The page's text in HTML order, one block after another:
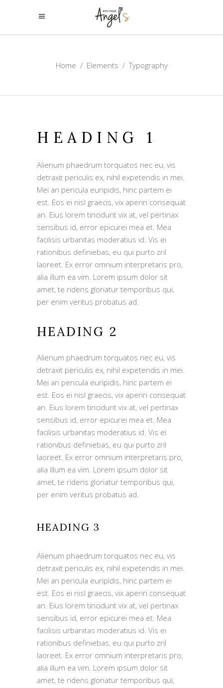
Home / Elements /Typography
HEADING 1
Alienum phaedrum torquatos nec eu, vis
detraxit periculis ex, nihil expetendis in mei.
Mei an pericula euripidis, hinc partem ei
est. Eos ei nisl graecis, vix aperiri consequat
an. Eius lorem tincidunt vix at, vel pertinax
sensibus id, error epicurei mea et. Mea
facilisis urbanitas moderatius id. Vis ei
rationibus definiebas, eu qui purto zril
laoreet. Ex error omnium interpretaris pro,
alia illum ea vim. Lorem ipsum dolor sit
amet, te ridens gloriatur temporibus qui,
per enim veritus probatus ad.
HEADING 2
Alienum phaedrum torquatos nec eu, vis
detraxit periculis ex, nihil expetendis in mei.
Mei an pericula euripidis, hinc partem ei
est. Eos ei nisl graecis, vix aperiri consequat
an. Eius lorem tincidunt vix at, vel pertinax
sensibus id, error epicurei mea et. Mea
facilisis urbanitas moderatius id. Vis ei
rationibus definiebas, eu qui purto zril
laoreet. Ex error omnium interpretaris pro,
alia illum ea vim. Lorem ipsum dolor sit
amet, te ridens gloriatur temporibus qui,
per enim veritus probatus ad.
HEADING 3
Alienum phaedrum torquatos nec eu, vis
detraxit periculis ex, nihil expetendis in mei.
Mei an pericula euripidis, hinc partem ei
est. Eos ei nisl graecis, vix aperiri consequat
an. Eius lorem tincidunt vix at, vel pertinax
sensibus id, error epicurei mea et. Mea
facilisis urbanitas moderatius id. Vis ei
rationibus definiebas, eu qui purto zril
laoreet. Ex error omnium interpretaris pro,
alia illum ea vim. Lorem ipsum dolor sit
amet, te ridens gloriatur temporibus qui,